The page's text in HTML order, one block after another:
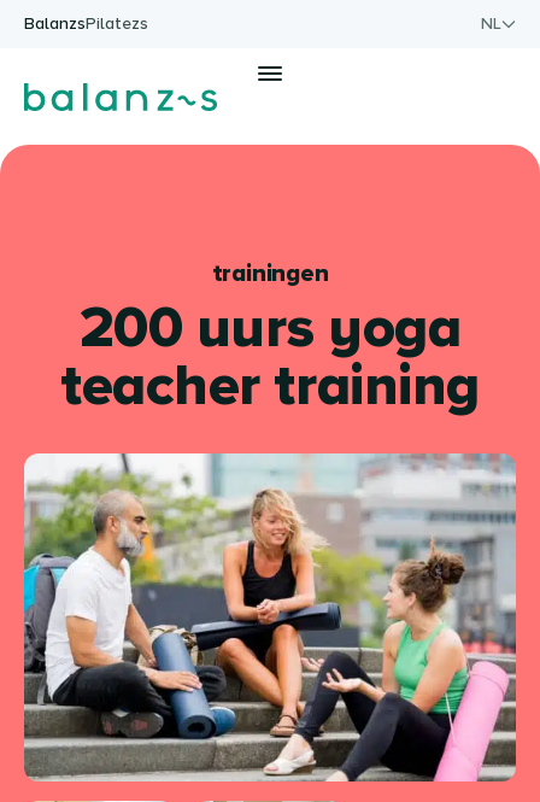
Ga naar de inhoud
BalanzsPilatezs NL
trainingen
200 uurs yoga
teacher training